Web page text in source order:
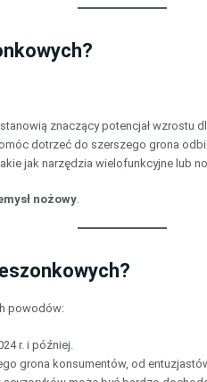
znaczący potencjał wzrostu
dotrzeć do szerszego grona
jak narzędzia wielofunkcyjne lub
nożowy.
powodów:
r. i później.
grona konsumentów, od